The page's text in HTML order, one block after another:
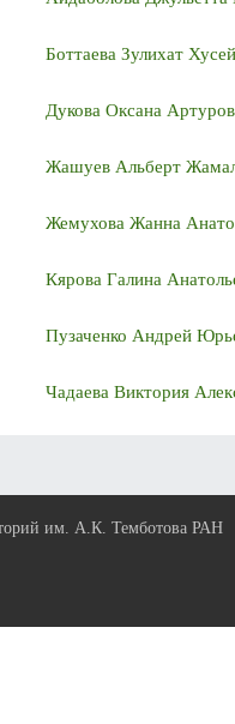
Боттаева Зулихат
Дукова Оксана
Жашуев Альберт
Жемухова Жанна
Кярова Галина
Пузаченко Андрей
Чадаева Виктория
им. А.К. Темботова РАН